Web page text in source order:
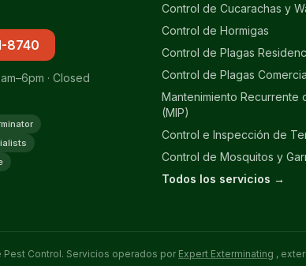
8740
· Closed
Control de Cucarachas y
Control de Hormigas
Control de Plagas
Control de Plagas
Mantenimiento Recurrente
(MIP)
Control e Inspección de
Control de Mosquitos y
Todos los servicios →
Pest Control. Servicios operados por Expert Exterminating ,